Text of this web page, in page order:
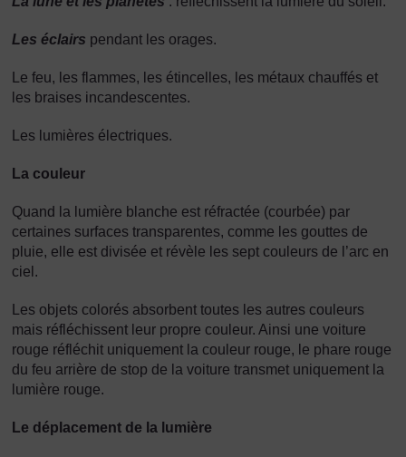
Les éclairs pendant les orages.
Le feu, les flammes, les étincelles, les métaux chauffés et
les braises incandescentes.
Les lumières électriques.
La couleur
Quand la lumière blanche est réfractée (courbée) par
certaines surfaces transparentes, comme les gouttes de
pluie, elle est divisée et révèle les sept couleurs de l’arc en
ciel.
Les objets colorés absorbent toutes les autres couleurs
mais réfléchissent leur propre couleur. Ainsi une voiture
rouge réfléchit uniquement la couleur rouge, le phare rouge
du feu arrière de stop de la voiture transmet uniquement la
lumière rouge.
Le déplacement de la lumière